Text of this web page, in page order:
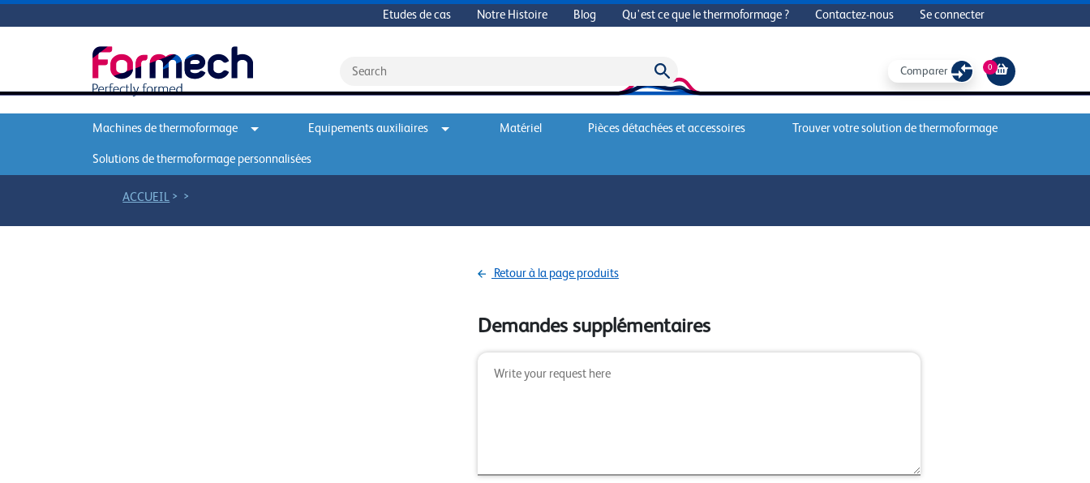
Etudes de cas Notre Histoire Blog Qu'est ce que le thermoformage ? Contactez-nous Se connecter
Comparer 0
Machines de thermoformage Equipements auxiliaires Matériel Pièces détachées et accessoires Trouver votre solution de thermoformage
Solutions de thermoformage personnalisées
ACCUEIL > >
Retour à la page produits
Demandes supplémentaires